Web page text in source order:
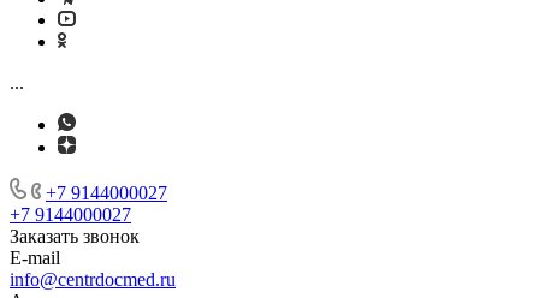
...
+7 9144000027
+7 9144000027
Заказать звонок
E-mail
info@centrdocmed.ru